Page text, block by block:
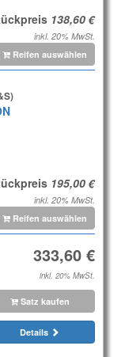
inkl. 20% MwSt.
Reifen auswählen
inkl. 20% MwSt.
Reifen auswählen
inkl. 20% MwSt.
Satz kaufen
Details